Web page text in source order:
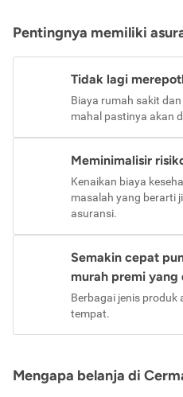
Pentingnya memiliki
Tidak lagi
Biaya rumah sakit
mahal pastinya akan
Meminimalisir
Kenaikan biaya
masalah yang berarti
asuransi.
Semakin cepat
murah premi yang
Berbagai jenis produk
tempat.
Mengapa belanja di